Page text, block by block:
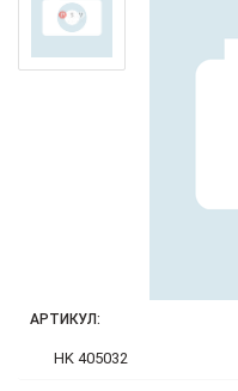
АРТИКУЛ:
HK 405032